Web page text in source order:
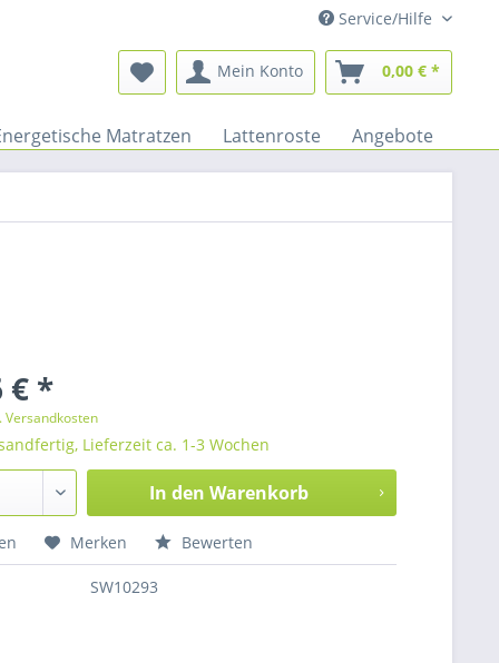
Service/Hilfe
Mein Konto 0,00 € *
Matratzen Lattenroste Angebote
€ *
Versandkosten
Lieferzeit ca. 1-3 Wochen
In den Warenkorb
Merken Bewerten
SW10293